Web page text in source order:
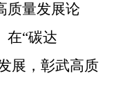
质量发展论
在“碳达
展，彰武高质